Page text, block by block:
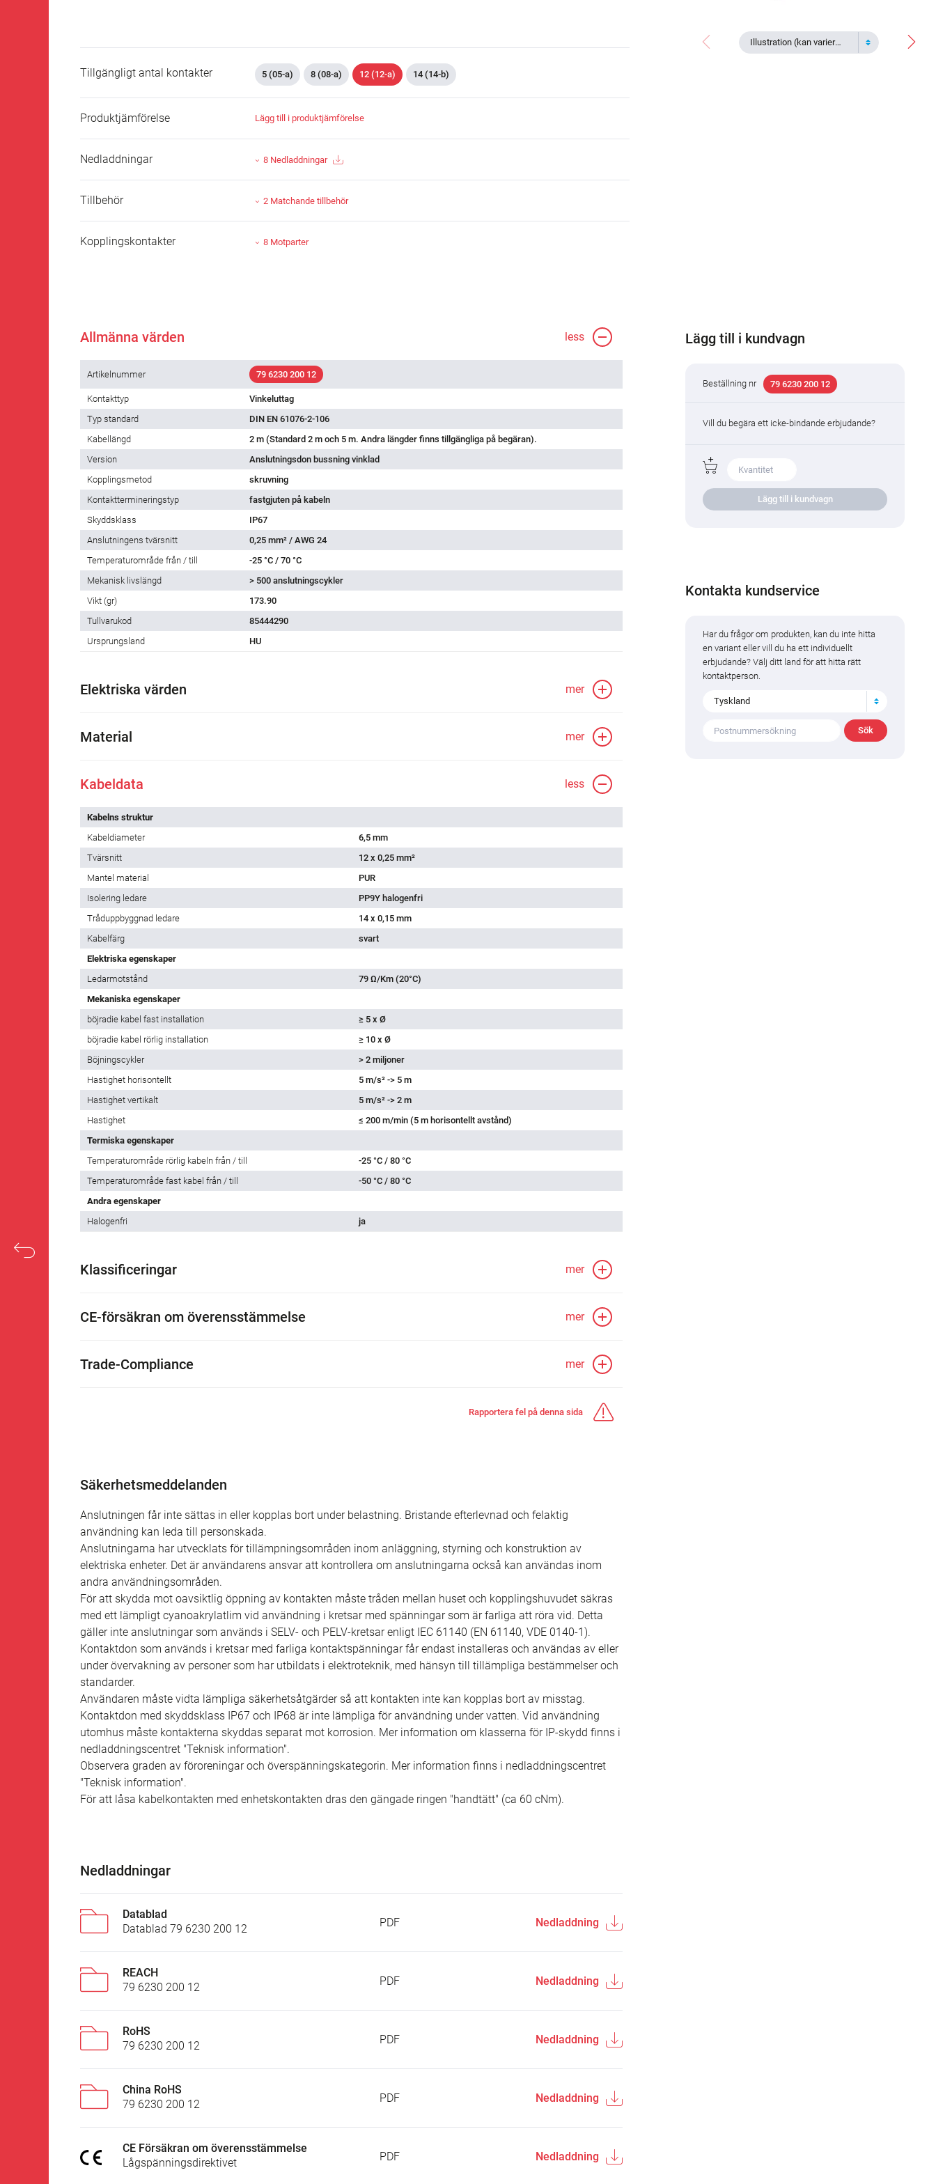
Illustration (kan variera)
Tillgängligt antal kontakter 5 (05-a) 8 (08-a) 12 (12-a) 14 (14-b)
Produktjämförelse Lägg till i produktjämförelse
Nedladdningar 8 Nedladdningar
Tillbehör 2 Matchande tillbehör
Kopplingskontakter 8 Motparter
Allmänna värden less
Artikelnummer 79 6230 200 12
Kontakttyp
Vinkeluttag
Typ standard
DIN EN 61076-2-106
Kabellängd
2 m (Standard 2 m och 5 m. Andra längder finns tillgängliga på begäran).
Version
Anslutningsdon bussning vinklad
Kopplingsmetod
skruvning
Kontakttermineringstyp
fastgjuten på kabeln
Skyddsklass
IP67
Anslutningens tvärsnitt
0,25 mm² / AWG 24
Temperaturområde från / till
-25 °C / 70 °C
Mekanisk livslängd
> 500 anslutningscykler
Vikt (gr)
173.90
Tullvarukod
85444290
Ursprungsland
HU
Elektriska värden mer
Material mer
Kabeldata less
Kabelns struktur
Kabeldiameter
6,5 mm
Tvärsnitt
12 x 0,25 mm²
Mantel material
PUR
Isolering ledare
PP9Y halogenfri
Tråduppbyggnad ledare
14 x 0,15 mm
Kabelfärg
svart
Elektriska egenskaper
Ledarmotstånd
79 Ω/Km (20°C)
Mekaniska egenskaper
böjradie kabel fast installation
≥ 5 x Ø
böjradie kabel rörlig installation
≥ 10 x Ø
Böjningscykler
> 2 miljoner
Hastighet horisontellt
5 m/s² -> 5 m
Hastighet vertikalt
5 m/s² -> 2 m
Hastighet
≤ 200 m/min (5 m horisontellt avstånd)
Termiska egenskaper
Temperaturområde rörlig kabeln från / till
-25 °C / 80 °C
Temperaturområde fast kabel från / till
-50 °C / 80 °C
Andra egenskaper
Halogenfri
ja
Klassificeringar mer
CE-försäkran om överensstämmelse mer
Trade-Compliance mer
Rapportera fel på denna sida
Säkerhetsmeddelanden
Anslutningen får inte sättas in eller kopplas bort under belastning. Bristande efterlevnad och felaktig
användning kan leda till personskada.
Anslutningarna har utvecklats för tillämpningsområden inom anläggning, styrning och konstruktion av
elektriska enheter. Det är användarens ansvar att kontrollera om anslutningarna också kan användas inom
andra användningsområden.
För att skydda mot oavsiktlig öppning av kontakten måste tråden mellan huset och kopplingshuvudet säkras
med ett lämpligt cyanoakrylatlim vid användning i kretsar med spänningar som är farliga att röra vid. Detta
gäller inte anslutningar som används i SELV- och PELV-kretsar enligt IEC 61140 (EN 61140, VDE 0140-1).
Kontaktdon som används i kretsar med farliga kontaktspänningar får endast installeras och användas av eller
under övervakning av personer som har utbildats i elektroteknik, med hänsyn till tillämpliga bestämmelser och
standarder.
Användaren måste vidta lämpliga säkerhetsåtgärder så att kontakten inte kan kopplas bort av misstag.
Kontaktdon med skyddsklass IP67 och IP68 är inte lämpliga för användning under vatten. Vid användning
utomhus måste kontakterna skyddas separat mot korrosion. Mer information om klasserna för IP-skydd finns i
nedladdningscentret "Teknisk information".
Observera graden av föroreningar och överspänningskategorin. Mer information finns i nedladdningscentret
"Teknisk information".
För att låsa kabelkontakten med enhetskontakten dras den gängade ringen "handtätt" (ca 60 cNm).
Nedladdningar
Datablad
Datablad 79 6230 200 12
PDF Nedladdning
REACH
79 6230 200 12
PDF Nedladdning
RoHS
79 6230 200 12
PDF Nedladdning
China RoHS
79 6230 200 12
PDF Nedladdning
CE Försäkran om överensstämmelse
Lågspänningsdirektivet
PDF Nedladdning
Lägg till i kundvagn
Beställning nr 79 6230 200 12
Vill du begära ett icke-bindande erbjudande?
Lägg till i kundvagn
Kontakta kundservice
Har du frågor om produkten, kan du inte hitta
en variant eller vill du ha ett individuellt
erbjudande? Välj ditt land för att hitta rätt
kontaktperson.
Tyskland